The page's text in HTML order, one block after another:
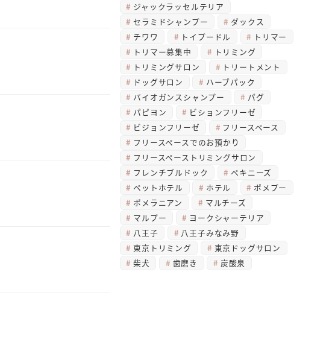
ジャックラッセルテリア
セラミドシャンプー
ダックス
チワワ
トイプードル
トリマー
トリマー募集中
トリミング
トリミングサロン
トリートメント
ドッグサロン
ハーブパック
バイオガンスシャンプー
パグ
パピヨン
ビションフリーゼ
ビジョンフリーゼ
フリースペース
フリースペースでのお預かり
フリースペーストリミングサロン
フレンチブルドック
ペキニーズ
ペットホテル
ホテル
ポメプー
ポメラニアン
マルチーズ
マルプー
ヨークシャーテリア
八王子
八王子みなみ野
東京トリミング
東京ドッグサロン
柴犬
歯磨き 炭酸泉